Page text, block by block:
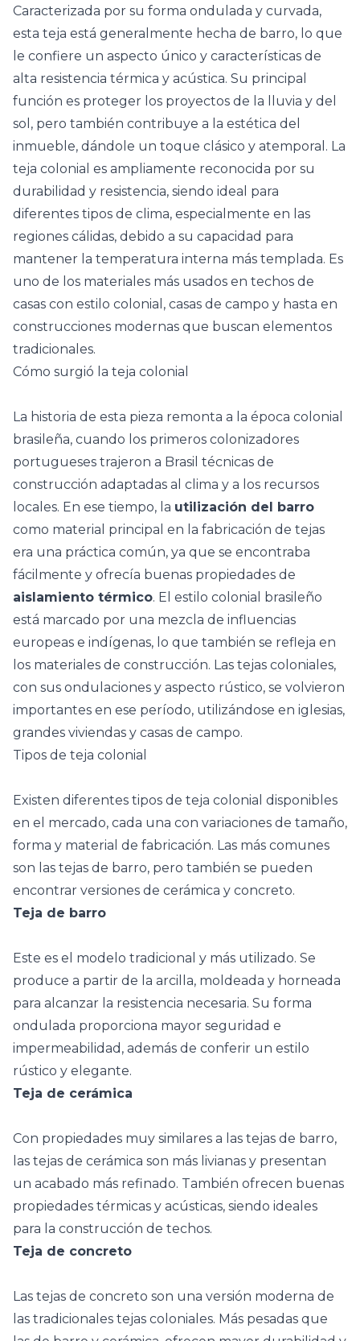
Caracterizada por su forma ondulada y curvada,
esta teja está generalmente hecha de barro, lo que
le confiere un aspecto único y características de
alta resistencia térmica y acústica. Su principal
función es proteger los proyectos de la lluvia y del
sol, pero también contribuye a la estética del
inmueble, dándole un toque clásico y atemporal. La
teja colonial es ampliamente reconocida por su
durabilidad y resistencia, siendo ideal para
diferentes tipos de clima, especialmente en las
regiones cálidas, debido a su capacidad para
mantener la temperatura interna más templada. Es
uno de los materiales más usados en techos de
casas con estilo colonial, casas de campo y hasta en
construcciones modernas que buscan elementos
tradicionales.
Cómo surgió la teja colonial
La historia de esta pieza remonta a la época colonial
brasileña, cuando los primeros colonizadores
portugueses trajeron a Brasil técnicas de
construcción adaptadas al clima y a los recursos
locales. En ese tiempo, la utilización del barro
como material principal en la fabricación de tejas
era una práctica común, ya que se encontraba
fácilmente y ofrecía buenas propiedades de
aislamiento térmico. El estilo colonial brasileño
está marcado por una mezcla de influencias
europeas e indígenas, lo que también se refleja en
los materiales de construcción. Las tejas coloniales,
con sus ondulaciones y aspecto rústico, se volvieron
importantes en ese período, utilizándose en iglesias,
grandes viviendas y casas de campo.
Tipos de teja colonial
Existen diferentes tipos de teja colonial disponibles
en el mercado, cada una con variaciones de tamaño,
forma y material de fabricación. Las más comunes
son las tejas de barro, pero también se pueden
encontrar versiones de cerámica y concreto.
Teja de barro
Este es el modelo tradicional y más utilizado. Se
produce a partir de la arcilla, moldeada y horneada
para alcanzar la resistencia necesaria. Su forma
ondulada proporciona mayor seguridad e
impermeabilidad, además de conferir un estilo
rústico y elegante.
Teja de cerámica
Con propiedades muy similares a las tejas de barro,
las tejas de cerámica son más livianas y presentan
un acabado más refinado. También ofrecen buenas
propiedades térmicas y acústicas, siendo ideales
para la construcción de techos.
Teja de concreto
Las tejas de concreto son una versión moderna de
las tradicionales tejas coloniales. Más pesadas que